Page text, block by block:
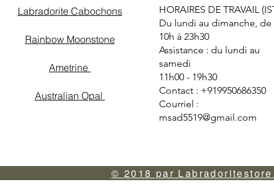
HORAIRES DE TRAVAIL
Du lundi au dimanche, de
10h à 23h30
Assistance : du lundi au
samedi
11h00 - 19h30
Contact : +919950686350
Courriel :
msad5519@gmail.com
Labradorite Cabochons
Rainbow Moonstone
Ametrine
Australian Opal
© 2018 par